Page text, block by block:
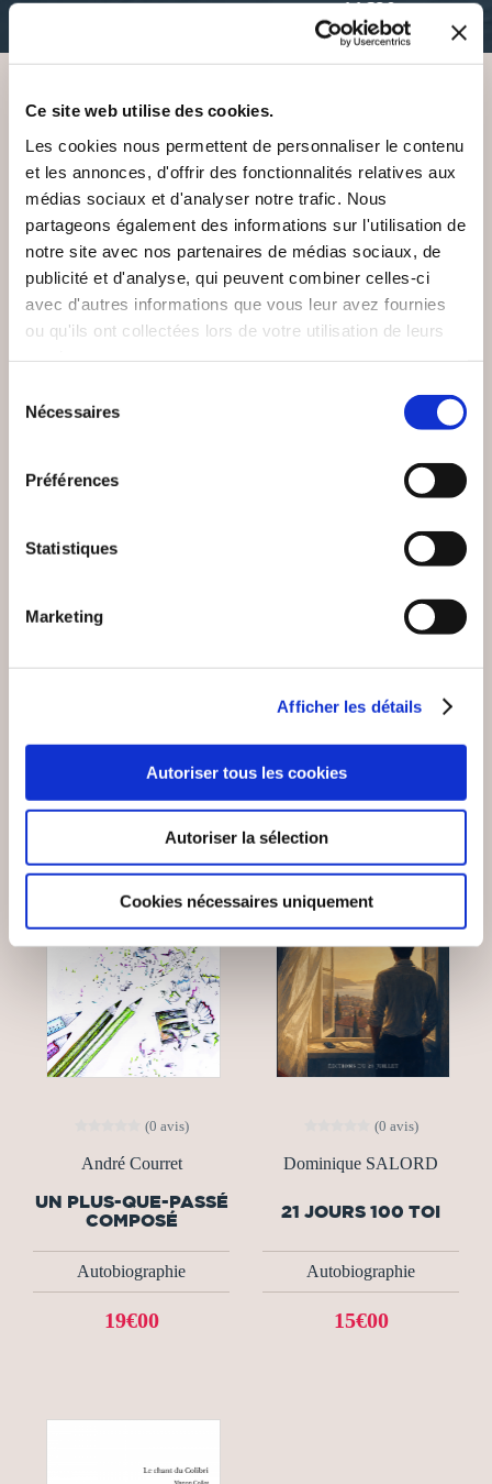
Ce site web utilise des cookies.
Les cookies nous permettent de personnaliser le contenu
et les annonces, d'offrir des fonctionnalités relatives aux
médias sociaux et d'analyser notre trafic. Nous
partageons également des informations sur l'utilisation de
notre site avec nos partenaires de médias sociaux, de
publicité et d'analyse, qui peuvent combiner celles-ci
avec d'autres informations que vous leur avez fournies
ou qu'ils ont collectées lors de votre utilisation de leurs
Nécessaires
Préférences
Statistiques
Marketing
Afficher les détails
Autoriser tous les cookies
Autoriser la sélection
Cookies nécessaires uniquement
11€90
VOUS AIMEREZ AUSSI
NEW
JOURNAL D'UNE
CRPEISTE
(0 avis)
ETHIOPIES 21
LETTRES 1974 - 1976
(0 avis)
André Courret
UN PLUS-QUE-PASSÉ
COMPOSÉ
Autobiographie
19€00
(0 avis)
Dominique SALORD
21 JOURS 100 TOI
Autobiographie
15€00